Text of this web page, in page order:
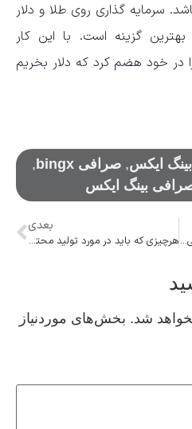
سرمایه گذاری روی طلا و دلار
گزینه است. با این کار
در خود هضم کرد که دلار بخریم
بینگ ایکس, صرافی bingx
,
بینگ ایکس
۱۰ ایده برای طراحی پوستر تبلیغاتی ایده آل
بعدی
هرچیزی که باید در مورد تولید محتوا بدانید
شد. بخش‌های موردنیاز